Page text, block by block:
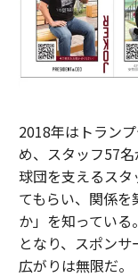
2018年はトラン
め、スタッフ57
球団を支えるス
てもらい、関係
か」を知ってい
となり、スポン
広がりは無限だ。